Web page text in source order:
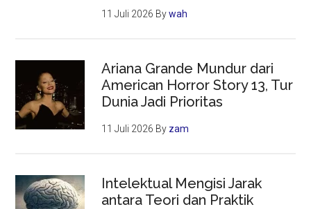
11 Juli 2026 Bywah
Ariana Grande Mundur dari
American Horror Story 13, Tur
Dunia Jadi Prioritas
11 Juli 2026 By zam
Intelektual Mengisi Jarak
antara Teori dan Praktik